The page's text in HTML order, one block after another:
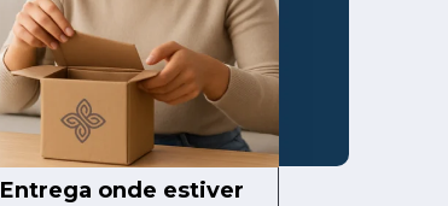
Entrega onde estiver